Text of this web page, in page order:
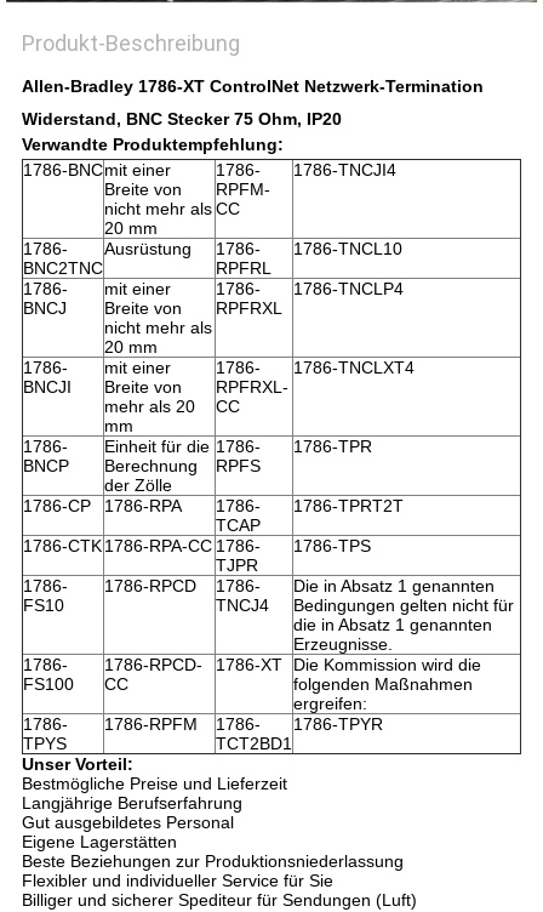
Produkt-Beschreibung
Allen-Bradley 1786-XT ControlNet Netzwerk-Termination
Widerstand, BNC Stecker 75 Ohm, IP20
Verwandte Produktempfehlung:
1786-BNCmit einer
Breite von
nicht mehr als
20 mm
1786-
RPFM-
CC
1786-TNCJI4
1786-
BNC2TNC
Ausrüstung
1786-
RPFRL
1786-TNCL10
1786-
BNCJ
mit einer
Breite von
nicht mehr als
20 mm
1786-
RPFRXL
1786-TNCLP4
1786-
BNCJI
mit einer
Breite von
mehr als 20
mm
1786-
RPFRXL-
CC
1786-TNCLXT4
1786-
BNCP
Einheit für die
Berechnung
der Zölle
1786-
RPFS
1786-TPR
1786-CP 1786-RPA
1786-
TCAP
1786-TPRT2T
1786-CTK1786-RPA-CC 1786-
TJPR
1786-TPS
1786-
FS10
1786-RPCD
1786-
TNCJ4
Die in Absatz 1 genannten
Bedingungen gelten nicht für
die in Absatz 1 genannten
Erzeugnisse.
1786-
FS100
1786-RPCD-
CC
1786-XT
Die Kommission wird die
folgenden Maßnahmen
ergreifen:
1786-
TPYS
1786-RPFM
1786-
TCT2BD1
1786-TPYR
Unser Vorteil:
Bestmögliche Preise und Lieferzeit
Langjährige Berufserfahrung
Gut ausgebildetes Personal
Eigene Lagerstätten
Beste Beziehungen zur Produktionsniederlassung
Flexibler und individueller Service für Sie
Billiger und sicherer Spediteur für Sendungen (Luft)